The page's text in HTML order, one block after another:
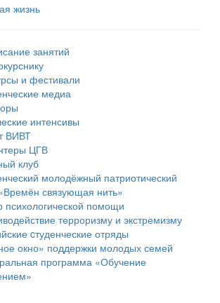
жизнь
занятий
и фестивали
медиа
интенсивы
ВИВТ
ЦГВ
клуб
молодёжный патриотический
связующая нить»
психологической помощи
терроризму и экстремизму
cтуденческие отряды
окно» поддержки молодых семей
программа «Обучение